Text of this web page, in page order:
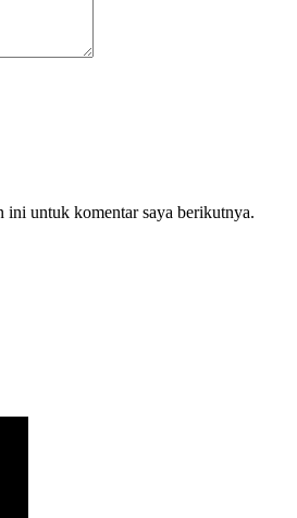
ini untuk komentar saya berikutnya.